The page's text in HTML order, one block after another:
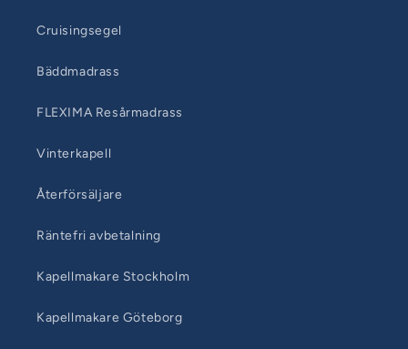
Cruisingsegel
Bäddmadrass
FLEXIMA Resårmadrass
Vinterkapell
Återförsäljare
Räntefri avbetalning
Kapellmakare Stockholm
Kapellmakare Göteborg